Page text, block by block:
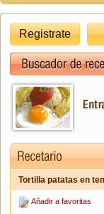
Registrate
Tortilla patatas en
Añadir a favoritas